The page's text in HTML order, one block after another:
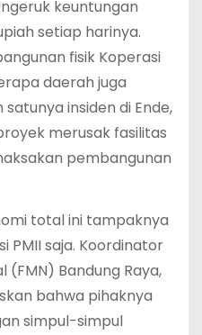
keuntungan
setiap harinya.
fisik Koperasi
daerah juga
insiden di Ende,
merusak fasilitas
pembangunan
total ini tampaknya
PMII saja. Koordinator
(FMN) Bandung Raya,
bahwa pihaknya
simpul-simpul